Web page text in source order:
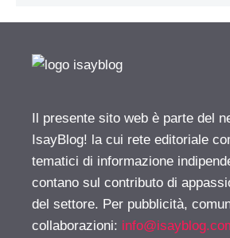
Il presente sito web è parte del
IsayBlog! la cui rete editoriale
tematici di informazione
contano sul contributo di
del settore. Per pubblicità,
collaborazioni: